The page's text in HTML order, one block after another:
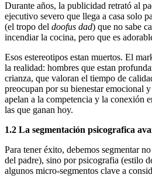
Durante años, la publicidad retrató al
ejecutivo severo que llega a casa solo
(el tropo del doofus dad) que no sabe
incendiar la cocina, pero que es
Esos estereotipos estan muertos. El
la realidad: hombres que estan
crianza, que valoran el tiempo de
preocupan por su bienestar emocional
apelan a la competencia y la conexión
las que ganan hoy.
1.2 La segmentación psicografica
Para tener éxito, debemos segmentar
del padre), sino por psicografia (estilo
algunos micro-segmentos clave a